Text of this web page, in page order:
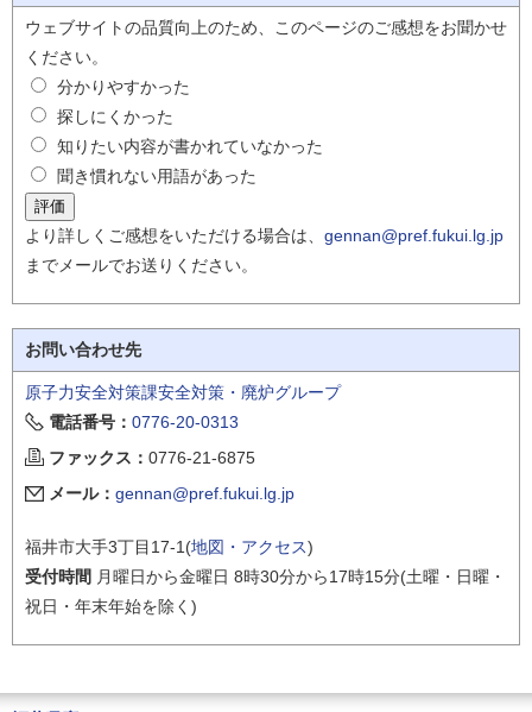
ウェブサイトの品質向上のため、このページのご感想をお聞かせ
ください。
分かりやすかった
探しにくかった
知りたい内容が書かれていなかった
聞き慣れない用語があった
より詳しくご感想をいただける場合は、 gennan@pref.fukui.lg.jp
までメールでお送りください。
お問い合わせ先
原子力安全対策課安全対策・廃炉グループ
電話番号： 0776-20-0313
ファックス： 0776-21-6875
メール： gennan@pref.fukui.lg.jp
福井市大手3丁目17-1(地図・アクセス)
受付時間 月曜日から金曜日 8時30分から17時15分(土曜・日曜・
祝日・年末年始を除く)